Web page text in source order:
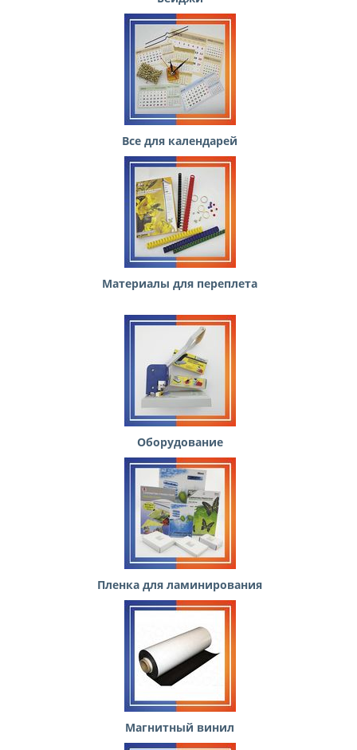
Все для календарей
Материалы для переплета
Оборудование
Пленка для ламинирования
Магнитный винил